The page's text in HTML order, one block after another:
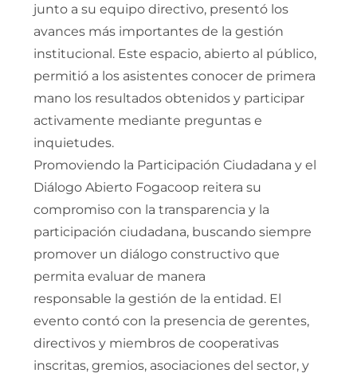
junto a su equipo directivo, presentó los
avances más importantes de la gestión
institucional. Este espacio, abierto al público,
permitió a los asistentes conocer de primera
mano los resultados obtenidos y participar
activamente mediante preguntas e
inquietudes.
Promoviendo la Participación Ciudadana y el
Diálogo Abierto Fogacoop reitera su
compromiso con la transparencia y la
participación ciudadana, buscando siempre
promover un diálogo constructivo que
permita evaluar de manera
responsable la gestión de la entidad. El
evento contó con la presencia de gerentes,
directivos y miembros de cooperativas
inscritas, gremios, asociaciones del sector, y